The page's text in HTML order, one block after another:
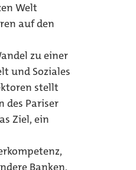
Welt
auf den
zu einer
und Soziales
stellt
des Pariser
Ziel, ein